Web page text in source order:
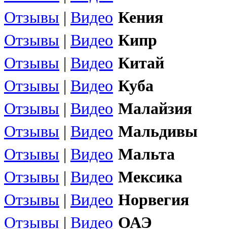
Отзывы | Видео Кения
Отзывы | Видео Кипр
Отзывы | Видео Китай
Отзывы | Видео Куба
Отзывы | Видео Малайзия
Отзывы | Видео Мальдивы
Отзывы | Видео Мальта
Отзывы | Видео Мексика
Отзывы | Видео Норвегия
Отзывы | Видео ОАЭ